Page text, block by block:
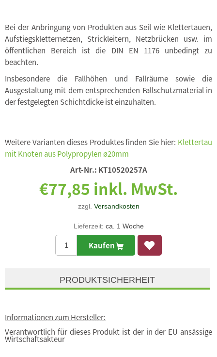
Bei der Anbringung von Produkten aus Seil wie Klettertauen,
Aufstiegskletternetzen, Strickleitern, Netzbrücken usw. im
öffentlichen Bereich ist die DIN EN 1176 unbedingt zu
beachten.
Insbesondere die Fallhöhen und Fallräume sowie die
Ausgestaltung mit dem entsprechenden Fallschutzmaterial in
der festgelegten Schichtdicke ist einzuhalten.
Weitere Varianten dieses Produktes finden Sie hier: Klettertau
mit Knoten aus Polypropylen ø20mm
Art-Nr.: KT10520257A
€77,85 inkl. MwSt.
zzgl. Versandkosten
Lieferzeit: ca. 1 Woche
Kaufen
PRODUKTSICHERHEIT
Informationen zum Hersteller:
Verantwortlich für dieses Produkt ist der in der EU ansässige
Wirtschaftsakteur